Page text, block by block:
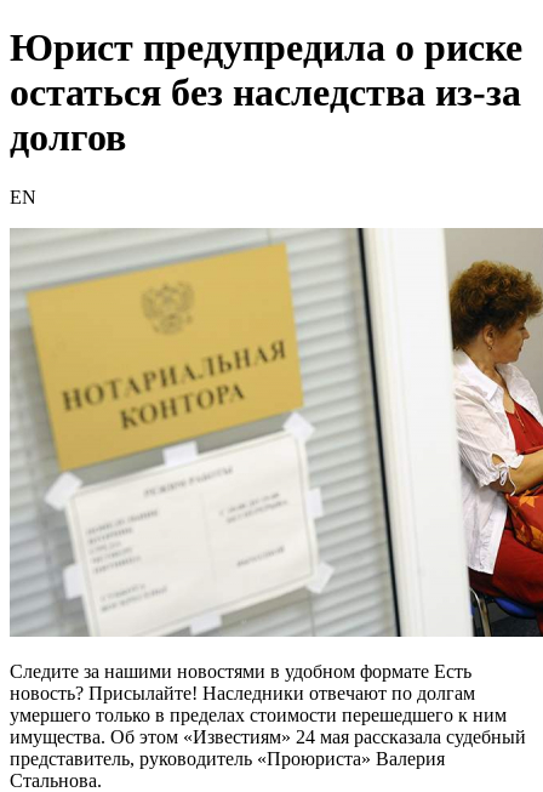
Юрист предупредила о риске
остаться без наследства из-за
долгов
EN
Следите за нашими новостями в удобном формате Есть
новость? Присылайте! Наследники отвечают по долгам
умершего только в пределах стоимости перешедшего к ним
имущества. Об этом «Известиям» 24 мая рассказала судебный
представитель, руководитель «Проюриста» Валерия
Стальнова.